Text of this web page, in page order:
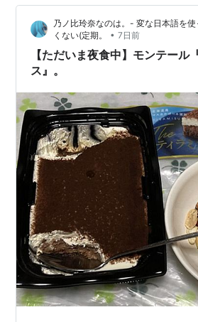
乃ノ比玲奈なのは。- 変な日本語を
くない(定期。
• 7日前
【ただいま夜食中】モンテール
ス』。